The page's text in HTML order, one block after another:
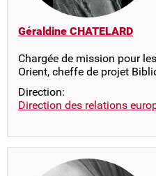
Géraldine CHATELARD
Chargée de mission pour
Orient, cheffe de projet
Direction:
Direction des relations